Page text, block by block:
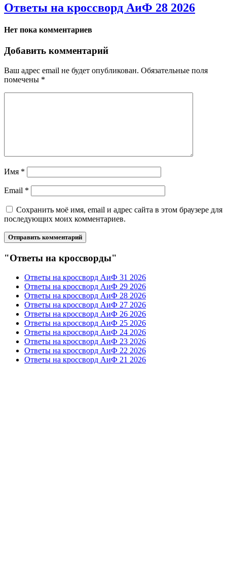
Ответы на кроссворд АиФ 28 2026
Нет пока комментариев
Добавить комментарий
Ваш адрес email не будет опубликован. Обязательные поля
помечены *
Имя *
Email *
Сохранить моё имя, email и адрес сайта в этом браузере для
последующих моих комментариев.
"Ответы на кроссворды"
Ответы на кроссворд АиФ 31 2026
Ответы на кроссворд АиФ 29 2026
Ответы на кроссворд АиФ 28 2026
Ответы на кроссворд АиФ 27 2026
Ответы на кроссворд АиФ 26 2026
Ответы на кроссворд АиФ 25 2026
Ответы на кроссворд АиФ 24 2026
Ответы на кроссворд АиФ 23 2026
Ответы на кроссворд АиФ 22 2026
Ответы на кроссворд АиФ 21 2026